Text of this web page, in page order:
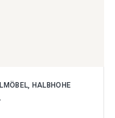
HALBHOHE